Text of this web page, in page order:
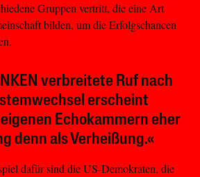
Gruppen vertritt, die eine Art
bilden, um die Erfolgschancen
verbreitete Ruf nach
erscheint
Echokammern eher
denn als Verheißung.«
dafür sind die US-Demokraten, die